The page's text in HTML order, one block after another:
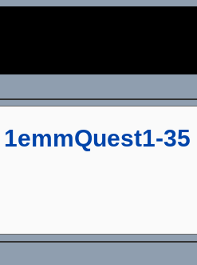
1emmQuest1-35